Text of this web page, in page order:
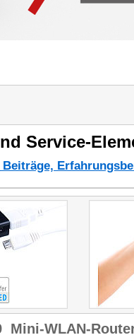
Service-
Beiträge,
Mini-WLAN-